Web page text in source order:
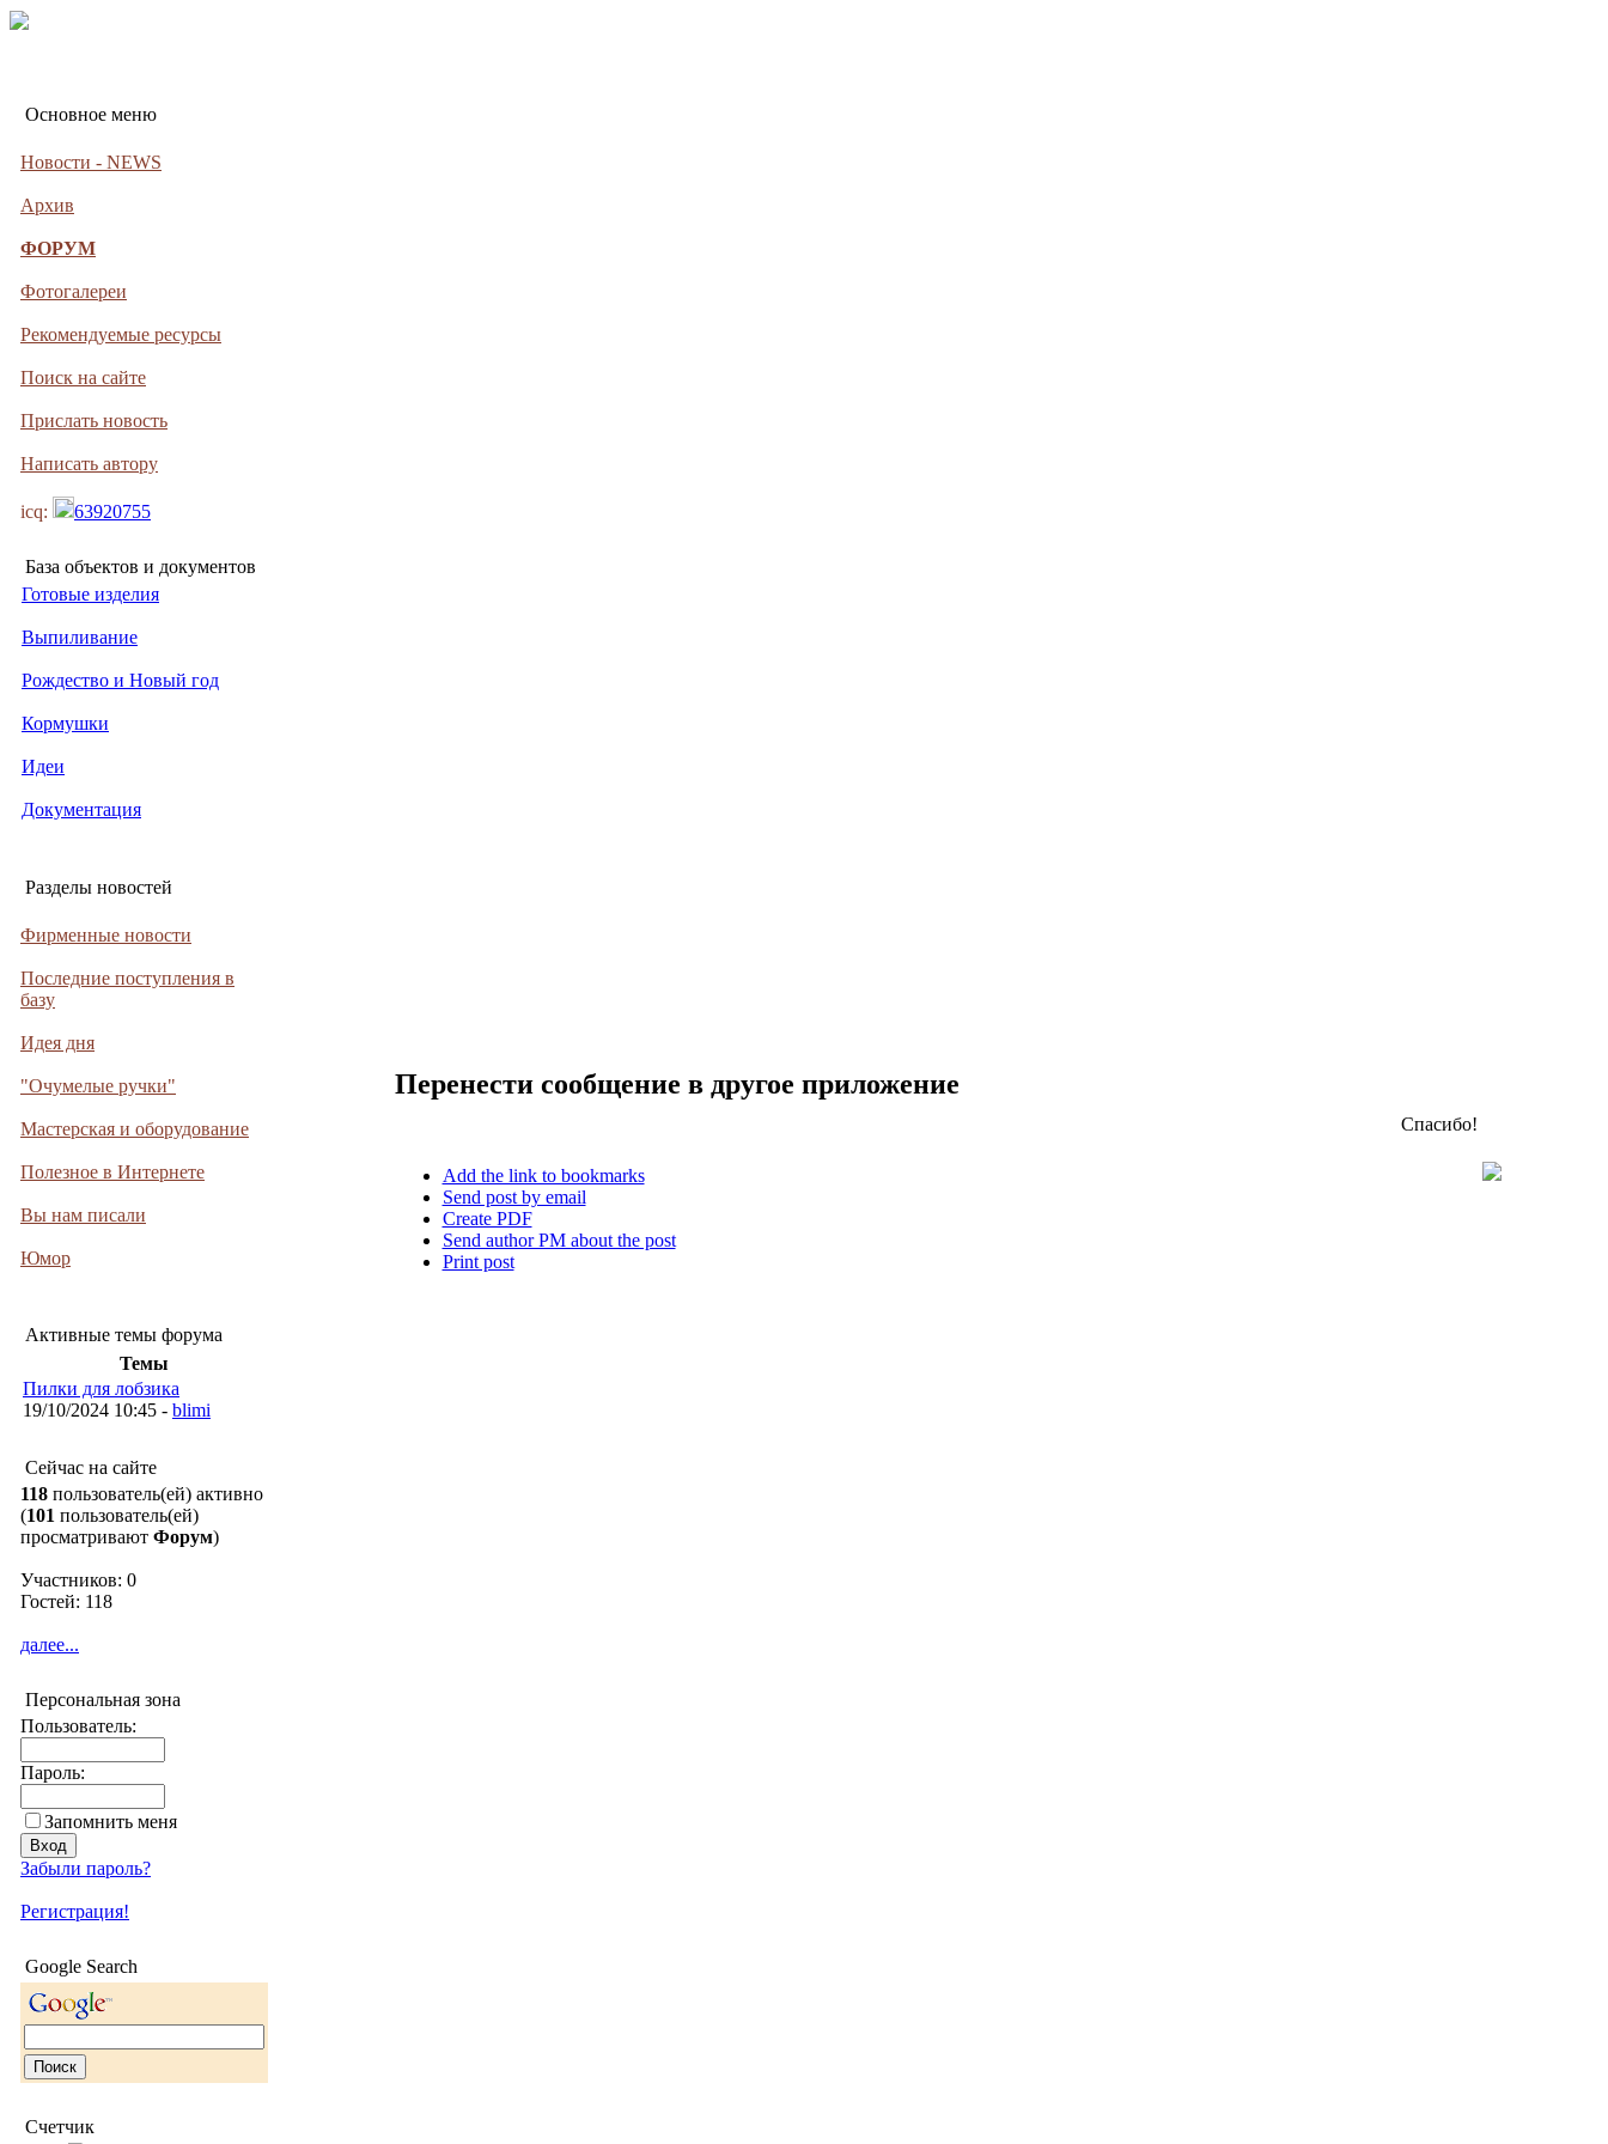
Основное меню
Новости - NEWS
Архив
ФОРУМ
Фотогалереи
Рекомендуемые ресурсы
Поиск на сайте
Прислать новость
Написать автору
icq: 63920755
База объектов и документов
Готовые изделия
Выпиливание
Рождество и Новый год
Кормушки
Идеи
Документация
Разделы новостей
Фирменные новости
Последние поступления в
базу
Идея дня
"Очумелые ручки"
Мастерская и оборудование
Полезное в Интернете
Вы нам писали
Юмор
Активные темы форума
Темы
Пилки для лобзика
19/10/2024 10:45 - blimi
Сейчас на сайте
118 пользователь(ей) активно
(101 пользователь(ей)
просматривают Форум)
Участников: 0
Гостей: 118
далее...
Персональная зона
Пользователь:
Пароль:
Запомнить меня
Забыли пароль?
Регистрация!
Google Search
Счетчик
Перенести сообщение в другое приложение
Add the link to bookmarks
Send post by email
Create PDF
Send author PM about the post
Print post
Спасибо!